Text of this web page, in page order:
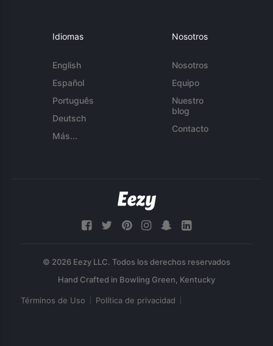
Idiomas
English
Español
Português
Deutsch
Más...
Nosotros
Nosotros
Equipo
Nuestro
blog
Contacto
© 2026 Eezy LLC. Todos los derechos reservados
Términos de Uso Política de privacidad